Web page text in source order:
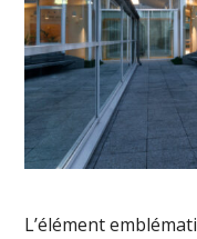
L’élément